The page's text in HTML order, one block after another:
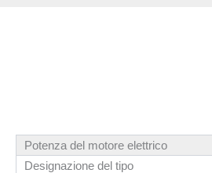
Potenza del motore elettrico
Designazione del tipo